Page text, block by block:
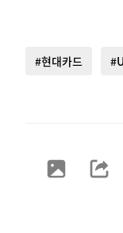
#현대카드